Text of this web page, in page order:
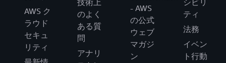
AWS ク
ラウド
セキュ
リティ
技術上
のよく
ある質
問
アナリ
- AWS
の公式
ウェブ
マガジ
ン
シビリ
ティ
法務
イベン
ト行動